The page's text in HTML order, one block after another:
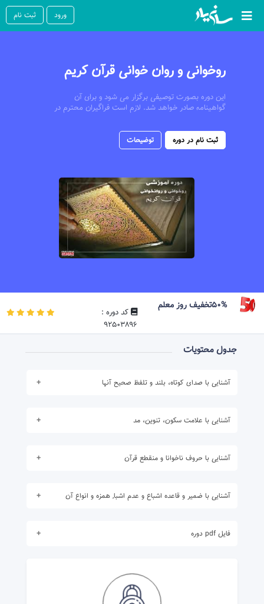
ورود ثبت نام
روخوانی و روان خوانی قرآن کریم
این دوره بصورت توصیفی برگزار می شود و برای آن
گواهینامه صادر خواهد شد. لازم است فراگیران محترم در
همچنین با توجه به اینکه دستوالعمل جدید آموزشهای
ضمن خدمت در حال تدوین می باشد و هنوز ابلاغ نشده
ثبت نام در دوره توضیحات
50%تخفیف روز معلم
کد دوره :
92503896
جدول محتویات
آشنایی با صدای کوتاه، بلند و تلفظ صحیح آنها
در دوره ثبت نام نمایید .
آشنایی با علامت سکون، تنوین، مد
در دوره ثبت نام نمایید .
آشنایی با حروف ناخوانا و منقطع قرآن
در دوره ثبت نام نمایید .
آشنایی با ضمیر و قاعده اشباع و عدم اشبا, همزه و انواع آن
در دوره ثبت نام نمایید .
فایل pdf دوره
در دوره ثبت نام نمایید .